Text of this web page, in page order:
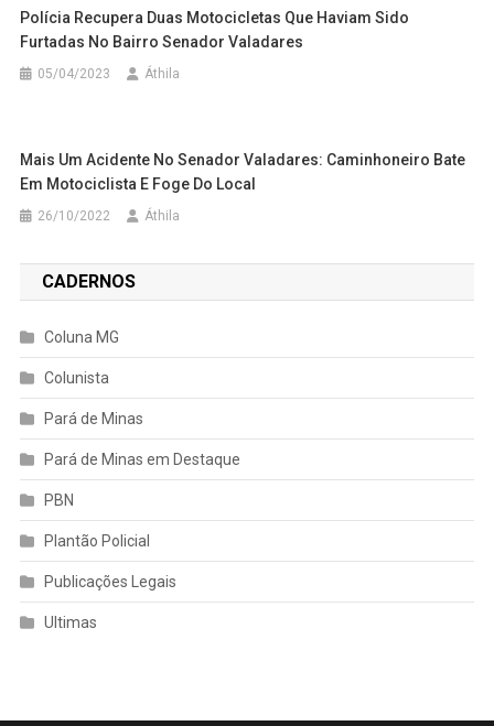
Polícia Recupera Duas Motocicletas Que Haviam Sido
Furtadas No Bairro Senador Valadares
05/04/2023 Áthila
Mais Um Acidente No Senador Valadares: Caminhoneiro Bate
Em Motociclista E Foge Do Local
26/10/2022 Áthila
CADERNOS
Coluna MG
Colunista
Pará de Minas
Pará de Minas em Destaque
PBN
Plantão Policial
Publicações Legais
Ultimas